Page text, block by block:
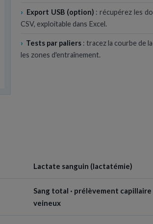
› Export USB (option) : récupérez les
CSV, exploitable dans Excel.
› Tests par paliers: tracez la courbe de
les zones d'entraînement.
Lactate sanguin (lactatémie)
Sang total · prélèvement
veineux